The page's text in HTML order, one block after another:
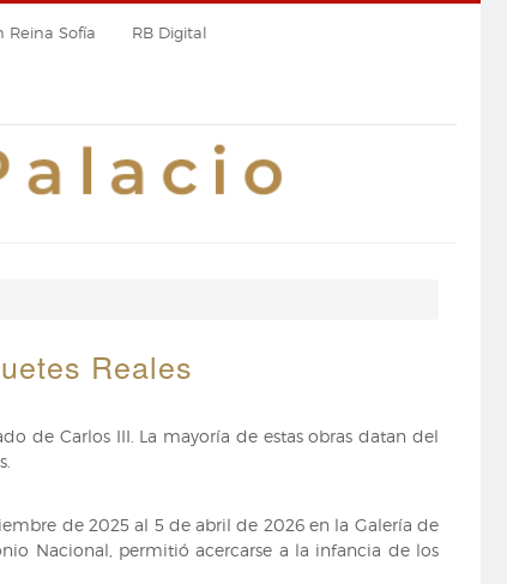
Reina Sofía RB Digital
Reales
de Carlos III. La mayoría de estas obras datan del
de 2025 al 5 de abril de 2026 en la Galería de
Nacional, permitió acercarse a la infancia de los